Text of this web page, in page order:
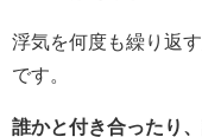
浮気を何度も繰り返
です。
誰かと付き合ったり